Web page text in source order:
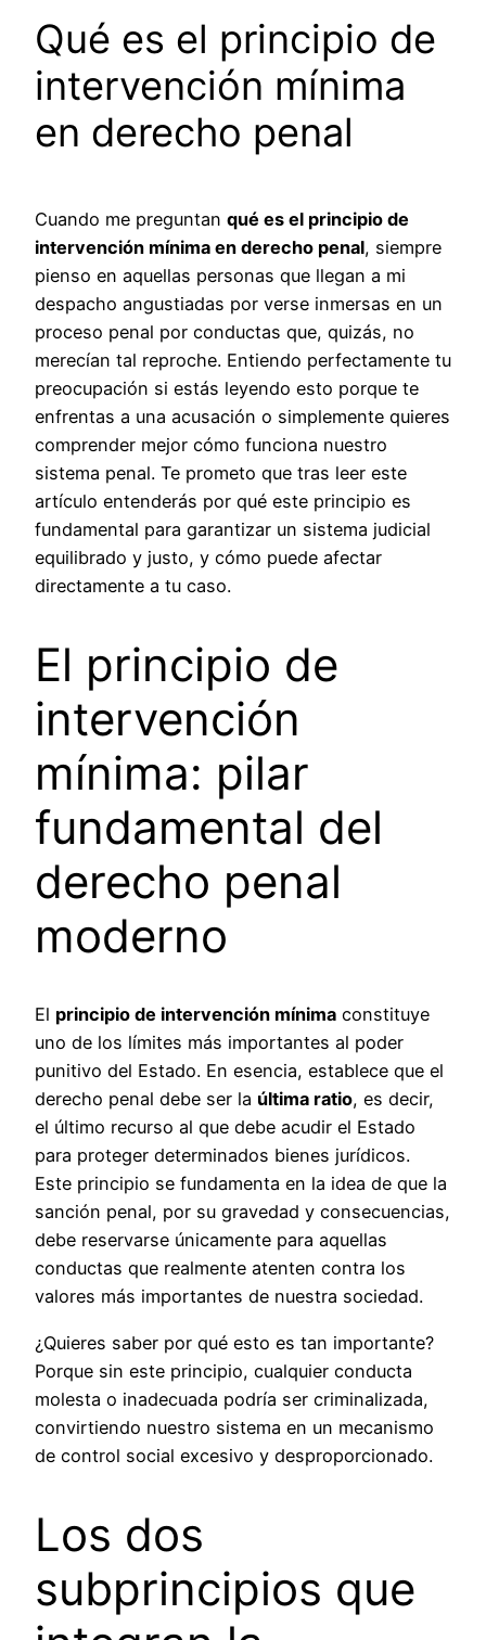
Qué es el principio de
intervención mínima
en derecho penal
Cuando me preguntan qué es el principio de
intervención mínima en derecho penal, siempre
pienso en aquellas personas que llegan a mi
despacho angustiadas por verse inmersas en un
proceso penal por conductas que, quizás, no
merecían tal reproche. Entiendo perfectamente tu
preocupación si estás leyendo esto porque te
enfrentas a una acusación o simplemente quieres
comprender mejor cómo funciona nuestro
sistema penal. Te prometo que tras leer este
artículo entenderás por qué este principio es
fundamental para garantizar un sistema judicial
equilibrado y justo, y cómo puede afectar
directamente a tu caso.
El principio de
intervención
mínima: pilar
fundamental del
derecho penal
moderno
El principio de intervención mínima constituye
uno de los límites más importantes al poder
punitivo del Estado. En esencia, establece que el
derecho penal debe ser la última ratio, es decir,
el último recurso al que debe acudir el Estado
para proteger determinados bienes jurídicos.
Este principio se fundamenta en la idea de que la
sanción penal, por su gravedad y consecuencias,
debe reservarse únicamente para aquellas
conductas que realmente atenten contra los
valores más importantes de nuestra sociedad.
¿Quieres saber por qué esto es tan importante?
Porque sin este principio, cualquier conducta
molesta o inadecuada podría ser criminalizada,
convirtiendo nuestro sistema en un mecanismo
de control social excesivo y desproporcionado.
Los dos
subprincipios que